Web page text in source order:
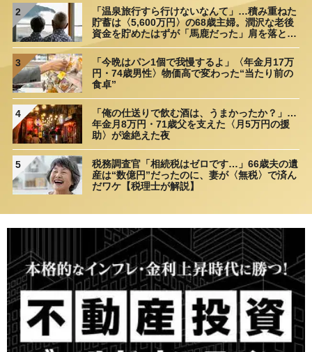
2
「温泉旅行すら行けないなんて」…積み重ねた
貯蓄は〈5,600万円〉の68歳主婦。潤沢な老後
資金を貯めたはずが「馬鹿だった」肩を落とす
3
「今晩はパン1個で我慢するよ」〈年金月17万
円・74歳男性〉物価高で変わった“当たり前の
食卓”
4
「俺の仕送りで飲む酒は、うまかったか？」…
年金月8万円・71歳父を支えた〈月5万円の援
助〉が途絶えた夜
5
税務調査官「相続税はゼロです…」66歳夫の遺
産は“数億円”だったのに、妻が〈無税〉で済ん
だワケ【税理士が解説】